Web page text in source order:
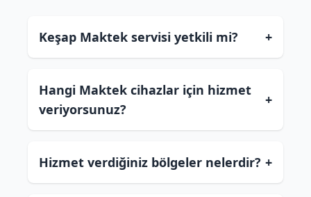
Keşap Maktek servisi yetkili mi? +
Hangi Maktek cihazlar için hizmet
veriyorsunuz?
+
Hizmet verdiğiniz bölgeler nelerdir? +